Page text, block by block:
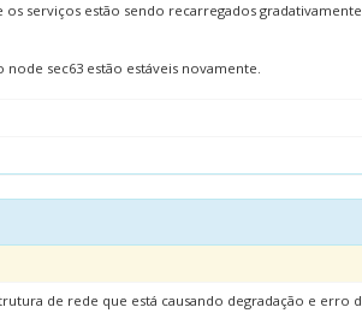
serviços estão sendo recarregados
sec63 estão estáveis novamente.
de rede que está causando degradação e erro